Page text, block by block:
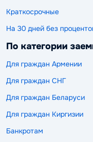
Краткосрочные
На 30 дней без
По категории
Для граждан Армении
Для граждан СНГ
Для граждан Беларуси
Для граждан Киргизии
Банкротам